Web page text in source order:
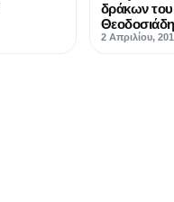
δράκων
Θεοδοσιάδη
2 Απριλίου,